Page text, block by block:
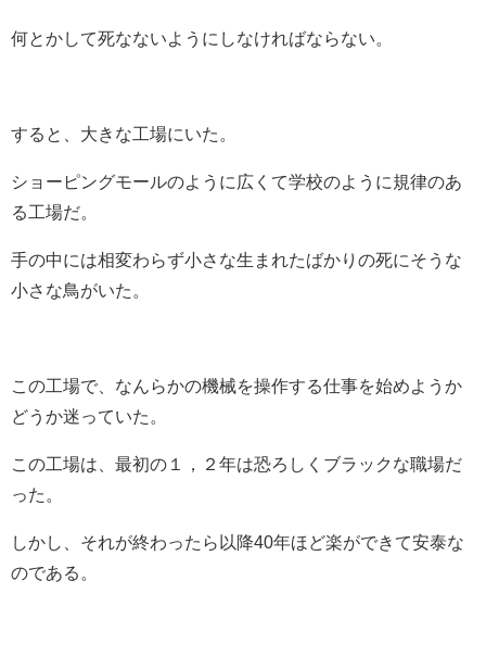
何とかして死なないようにしなければならない。
すると、大きな工場にいた。
ショーピングモールのように広くて学校のように規律のあ
る工場だ。
手の中には相変わらず小さな生まれたばかりの死にそうな
小さな鳥がいた。
この工場で、なんらかの機械を操作する仕事を始めようか
どうか迷っていた。
この工場は、最初の１，２年は恐ろしくブラックな職場だ
った。
しかし、それが終わったら以降40年ほど楽ができて安泰な
のである。